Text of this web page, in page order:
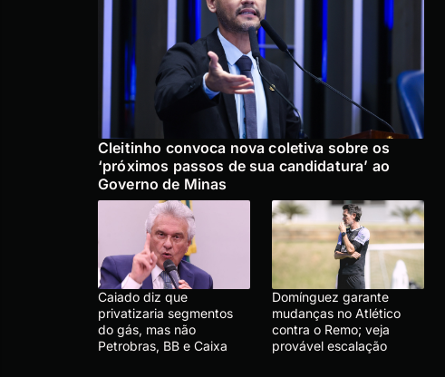
Cleitinho convoca nova coletiva sobre os
‘próximos passos de sua candidatura’ ao
Governo de Minas
Caiado diz que
privatizaria segmentos
do gás, mas não
Petrobras, BB e Caixa
Domínguez garante
mudanças no Atlético
contra o Remo; veja
provável escalação